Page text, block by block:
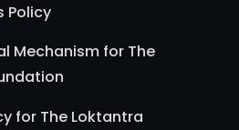
Policy
Mechanism for The
for The Loktantra